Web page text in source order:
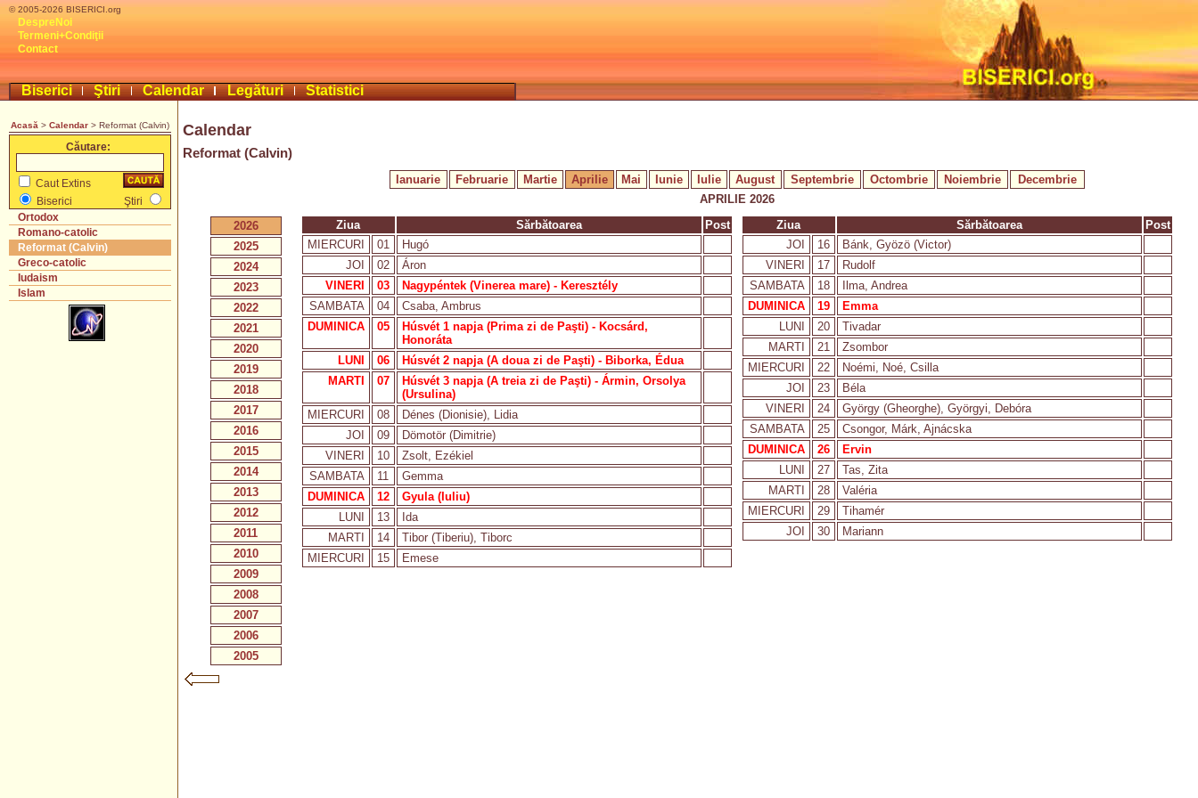
© 2005-2026 BISERICI.org
DespreNoi
Termeni+Condiţii
Contact
Biserici Ştiri Calendar Legături Statistici
Acasă > Calendar > Reformat (Calvin)
Căutare:
Caut Extins
Biserici
Ştiri
Ortodox
Romano-catolic
Reformat (Calvin)
Greco-catolic
Iudaism
Islam
Calendar
Reformat (Calvin)
Ianuarie Februarie Martie Aprilie Mai Iunie Iulie August Septembrie Octombrie Noiembrie
Decembrie
APRILIE 2026
2026
2025
2024
2023
2022
2021
2020
2019
2018
2017
2016
2015
2014
2013
2012
2011
2010
2009
2008
2007
2006
2005
Ziua Sărbătoarea
Post
MIERCURI
01
Hugó
JOI
02
Áron
VINERI
03
Nagypéntek (Vinerea mare) - Keresztély
SAMBATA
04
Csaba, Ambrus
DUMINICA
05
Húsvét 1 napja (Prima zi de Paşti) - Kocsárd,
Honoráta
LUNI
06
Húsvét 2 napja (A doua zi de Paşti) - Biborka, Édua
MARTI
07
Húsvét 3 napja (A treia zi de Paşti) - Ármin, Orsolya
(Ursulina)
MIERCURI
08
Dénes (Dionisie), Lidia
JOI
09
Dömotör (Dimitrie)
VINERI
10
Zsolt, Ezékiel
SAMBATA
11
Gemma
DUMINICA
12
Gyula (Iuliu)
LUNI
13
Ida
MARTI
14
Tibor (Tiberiu), Tiborc
MIERCURI
15 Emese
Ziua Sărbătoarea
Post
JOI
16
Bánk, Gyözö (Victor)
VINERI
17
Rudolf
SAMBATA
18
Ilma, Andrea
DUMINICA
19
Emma
LUNI
20
Tivadar
MARTI
21
Zsombor
MIERCURI
22
Noémi, Noé, Csilla
JOI
23
Béla
VINERI
24
György (Gheorghe), Györgyi, Debóra
SAMBATA
25
Csongor, Márk, Ajnácska
DUMINICA
26
Ervin
LUNI
27
Tas, Zita
MARTI
28
Valéria
MIERCURI
29
Tihamér
JOI
30 Mariann